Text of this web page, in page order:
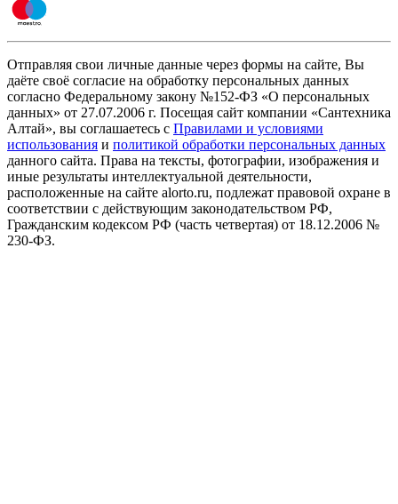
Отправляя свои личные данные через формы на сайте, Вы
даёте своё согласие на обработку персональных данных
согласно Федеральному закону №152-ФЗ «О персональных
данных» от 27.07.2006 г. Посещая сайт компании «Cантехника
Алтай», вы соглашаетесь с Правилами и условиями
использования и политикой обработки персональных данных
данного сайта. Права на тексты, фотографии, изображения и
иные результаты интеллектуальной деятельности,
расположенные на сайте alorto.ru, подлежат правовой охране в
соответствии с действующим законодательством РФ,
Гражданским кодексом РФ (часть четвертая) от 18.12.2006 №
230-ФЗ.